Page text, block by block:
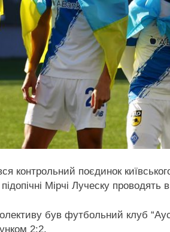
контрольний поєдинок
Мірчі Луческу проводять
був футбольний клуб
2:2.